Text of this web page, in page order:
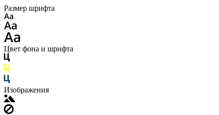
Размер шрифта
Цвет фона и шрифта
Изображения